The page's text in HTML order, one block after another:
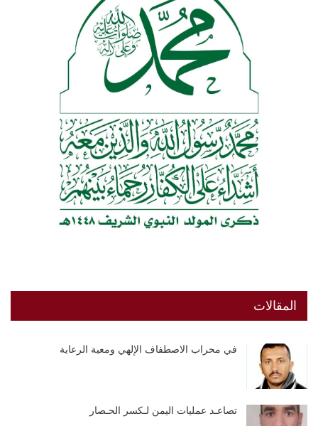
المقالات
في محراب الاصطفاف الإلهي ومعية الرعاية
تصاعـد عمليات اليمن لـكسر الحـصار